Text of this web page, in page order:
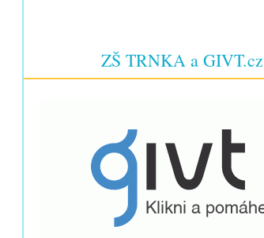
ZŠ TRNKA a GIVT.cz